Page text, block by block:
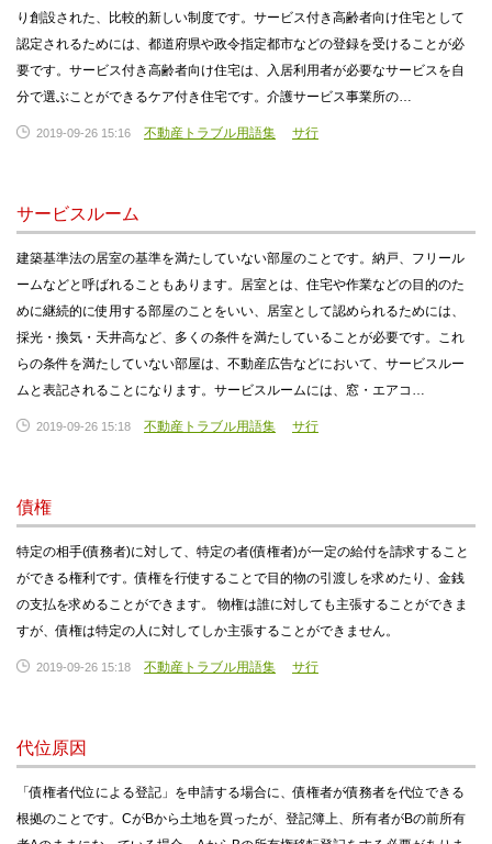
り創設された、比較的新しい制度です。サービス付き高齢者向け住宅として
認定されるためには、都道府県や政令指定都市などの登録を受けることが必
要です。サービス付き高齢者向け住宅は、入居利用者が必要なサービスを自
分で選ぶことができるケア付き住宅です。介護サービス事業所の…
2019-09-26 15:16 不動産トラブル用語集 サ行
サービスルーム
建築基準法の居室の基準を満たしていない部屋のことです。納戸、フリール
ームなどと呼ばれることもあります。居室とは、住宅や作業などの目的のた
めに継続的に使用する部屋のことをいい、居室として認められるためには、
採光・換気・天井高など、多くの条件を満たしていることが必要です。これ
らの条件を満たしていない部屋は、不動産広告などにおいて、サービスルー
ムと表記されることになります。サービスルームには、窓・エアコ…
2019-09-26 15:18 不動産トラブル用語集 サ行
債権
特定の相手(債務者)に対して、特定の者(債権者)が一定の給付を請求すること
ができる権利です。債権を行使することで目的物の引渡しを求めたり、金銭
の支払を求めることができます。 物権は誰に対しても主張することができま
すが、債権は特定の人に対してしか主張することができません。
2019-09-26 15:18 不動産トラブル用語集 サ行
代位原因
「債権者代位による登記」を申請する場合に、債権者が債務者を代位できる
根拠のことです。CがBから土地を買ったが、登記簿上、所有者がBの前所有